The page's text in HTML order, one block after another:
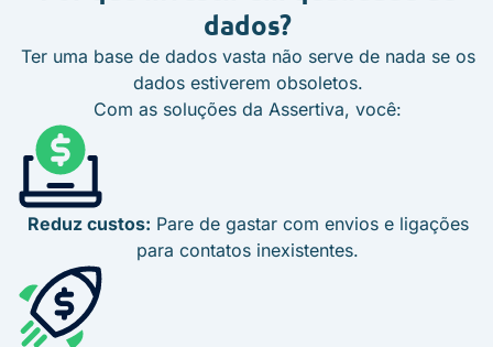
dados?
Ter uma base de dados vasta não serve de nada se os
dados estiverem obsoletos.
Com as soluções da Assertiva, você:
Reduz custos: Pare de gastar com envios e ligações
para contatos inexistentes.